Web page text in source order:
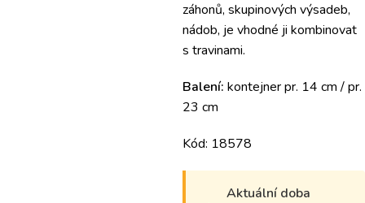
záhonů, skupinových výsadeb,
nádob, je vhodné ji kombinovat
s travinami.
Balení: kontejner pr. 14 cm / pr.
23 cm
Kód: 18578
Aktuální doba